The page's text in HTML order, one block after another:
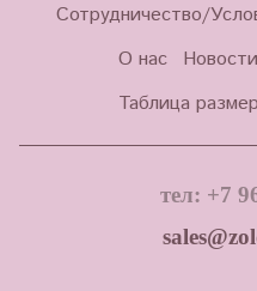
Сотрудничество/
О нас
Новости
Таблица
тел: +7